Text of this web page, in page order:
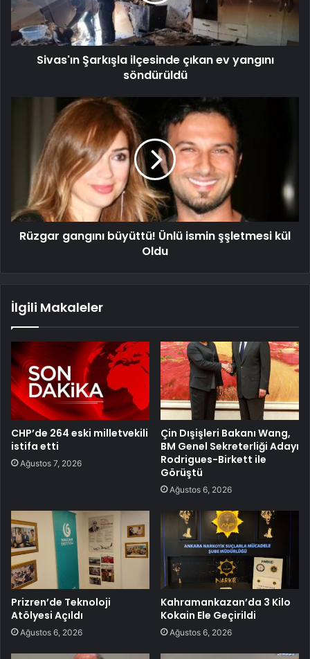
Sivas'ın Şarkışla ilçesinde çıkan ev yangını
söndürüldü
Rüzgar gangını büyüttü! Ünlü ismin şşletmesi kül
Oldu
İlgili Makaleler
CHP’de 264 eski milletvekili
istifa etti
Ağustos 7, 2026
Çin Dışişleri Bakanı Wang,
BM Genel Sekreterliği Adayı
Rodrigues-Birkett ile
Görüştü
Ağustos 6, 2026
Prizren’de Teknoloji
Atölyesi Açıldı
Ağustos 6, 2026
Kahramankazan’da 3 Kilo
Kokain Ele Geçirildi
Ağustos 6, 2026